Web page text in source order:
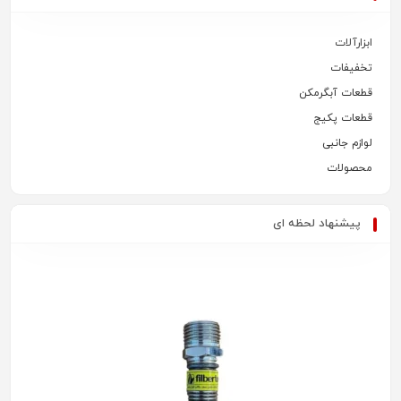
ابزارآلات
تخفیفات
قطعات آبگرمکن
قطعات پکیج
لوازم جانبی
محصولات
پیشنهاد لحظه ای